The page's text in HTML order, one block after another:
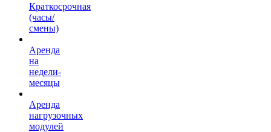
Краткосрочная
(часы/
смены)
Аренда
на
недели-
месяцы
Аренда
нагрузочных
модулей